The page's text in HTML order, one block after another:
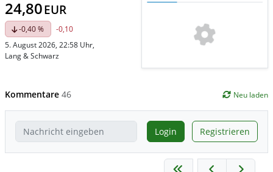
24,80EUR
-0,40 %
-0,10
5. August 2026, 22:58 Uhr,
Lang & Schwarz
Kommentare 46 Neu laden
Login Registrieren